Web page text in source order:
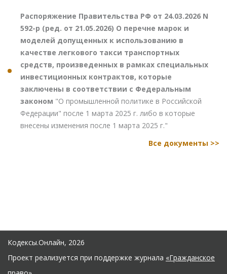
Распоряжение Правительства РФ от 24.03.2026 N
592-р (ред. от 21.05.2026) О перечне марок и
моделей допущенных к использованию в
качестве легкового такси транспортных
средств, произведенных в рамках специальных
инвестиционных контрактов, которые
заключены в соответствии с Федеральным
законом "О промышленной политике в Российской
Федерации" после 1 марта 2025 г. либо в которые
внесены изменения после 1 марта 2025 г."
Все документы >>
Кодексы.Онлайн, 2026
Проект реализуется при поддержке журнала «Гражданское